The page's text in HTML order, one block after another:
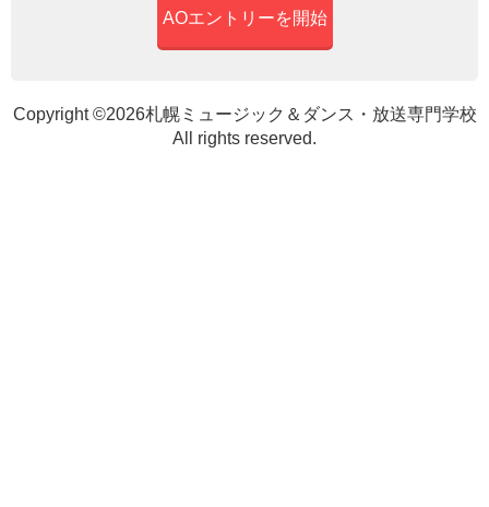
Copyright ©2026札幌ミュージック＆ダンス・放送専門学校
All rights reserved.